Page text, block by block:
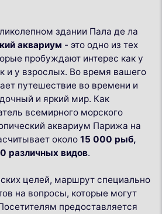
здании Пала де ла
аквариум - это одно из тех
пробуждают интерес как у
и у взрослых. Во время вашего
путешествие во времени и
и яркий мир. Как
всемирного морского
аквариум Парижа на
около 15 000 рыб,
различных видов.
целей, маршрут специально
на вопросы, которые могут
предоставляется